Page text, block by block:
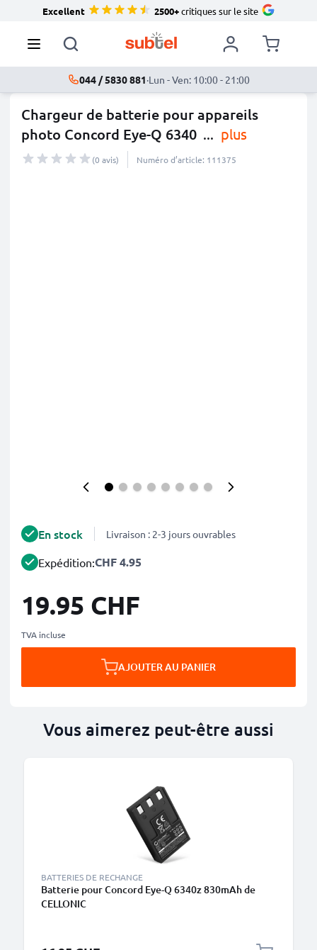
Excellent 2500+critiques sur le site
044 / 5830 881·Lun - Ven: 10:00 - 21:00
Chargeur de batterie pour appareils
photo Concord Eye-Q 6340 ... plus
(0 avis) Numéro d’article: 111375
En stock Livraison : 2-3 jours ouvrables
Expédition:CHF 4.95
19.95 CHF
TVA incluse
AJOUTER AU PANIER
Vous aimerez peut-être aussi
BATTERIES DE RECHANGE
Batterie pour Concord Eye-Q 6340z 830mAh de
CELLONIC